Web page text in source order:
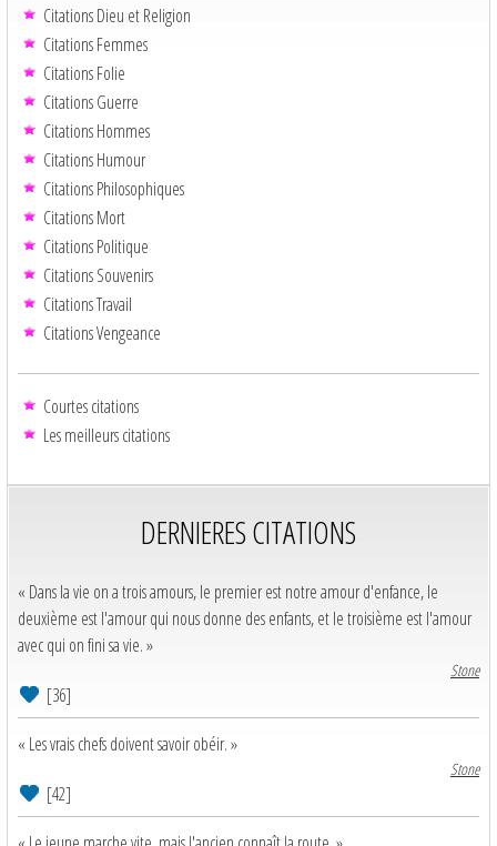
Citations Dieu et Religion
Citations Femmes
Citations Folie
Citations Guerre
Citations Hommes
Citations Humour
Citations Philosophiques
Citations Mort
Citations Politique
Citations Souvenirs
Citations Travail
Citations Vengeance
Courtes citations
Les meilleurs citations
DERNIERES CITATIONS
« Dans la vie on a trois amours, le premier est notre amour d'enfance, le
deuxième est l'amour qui nous donne des enfants, et le troisième est l'amour
avec qui on fini sa vie. »
Stone
[36]
« Les vrais chefs doivent savoir obéir. »
Stone
[42]